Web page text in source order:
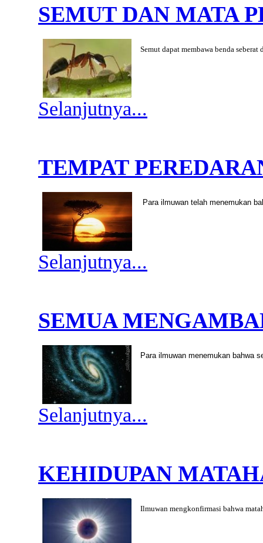
SEMUT DAN MATA
Semut dapat membawa benda
Selanjutnya...
TEMPAT
Para ilmuwan telah menemukan
Selanjutnya...
SEMUA
Para ilmuwan menemukan bahwa
Selanjutnya...
KEHIDUPAN
Ilmuwan mengkonfirmasi bahwa